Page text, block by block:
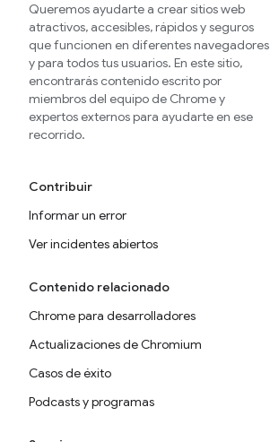
Queremos ayudarte a crear sitios web
atractivos, accesibles, rápidos y seguros
que funcionen en diferentes navegadores
y para todos tus usuarios. En este sitio,
encontrarás contenido escrito por
miembros del equipo de Chrome y
expertos externos para ayudarte en ese
recorrido.
Contribuir
Informar un error
Ver incidentes abiertos
Contenido relacionado
Chrome para desarrolladores
Actualizaciones de Chromium
Casos de éxito
Podcasts y programas